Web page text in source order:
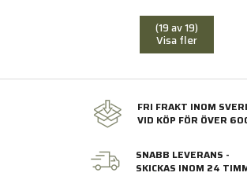
(19 av 19)
Visa fler
FRI FRAKT INOM
VID KÖP FÖR ÖVER
SNABB LEVERANS -
SKICKAS INOM 24